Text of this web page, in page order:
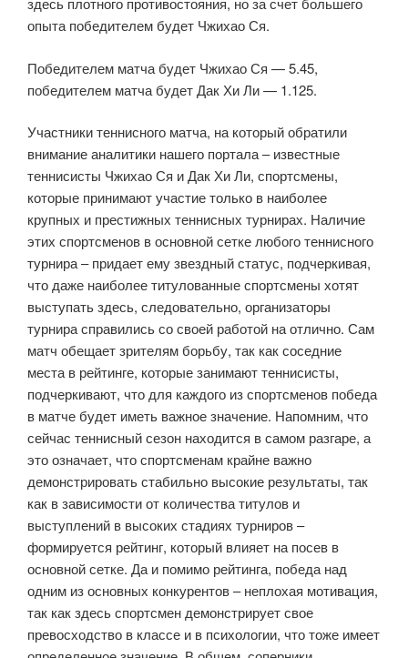
опыта победителем будет Чжихао Ся.
Победителем матча будет Чжихао Ся — 5.45,
победителем матча будет Дак Хи Ли — 1.125.
Участники теннисного матча, на который обратили
внимание аналитики нашего портала – известные
теннисисты Чжихао Ся и Дак Хи Ли, спортсмены,
которые принимают участие только в наиболее
крупных и престижных теннисных турнирах. Наличие
этих спортсменов в основной сетке любого теннисного
турнира – придает ему звездный статус, подчеркивая,
что даже наиболее титулованные спортсмены хотят
выступать здесь, следовательно, организаторы
турнира справились со своей работой на отлично. Сам
матч обещает зрителям борьбу, так как соседние
места в рейтинге, которые занимают теннисисты,
подчеркивают, что для каждого из спортсменов победа
в матче будет иметь важное значение. Напомним, что
сейчас теннисный сезон находится в самом разгаре, а
это означает, что спортсменам крайне важно
демонстрировать стабильно высокие результаты, так
как в зависимости от количества титулов и
выступлений в высоких стадиях турниров –
формируется рейтинг, который влияет на посев в
основной сетке. Да и помимо рейтинга, победа над
одним из основных конкурентов – неплохая мотивация,
так как здесь спортсмен демонстрирует свое
превосходство в классе и в психологии, что тоже имеет